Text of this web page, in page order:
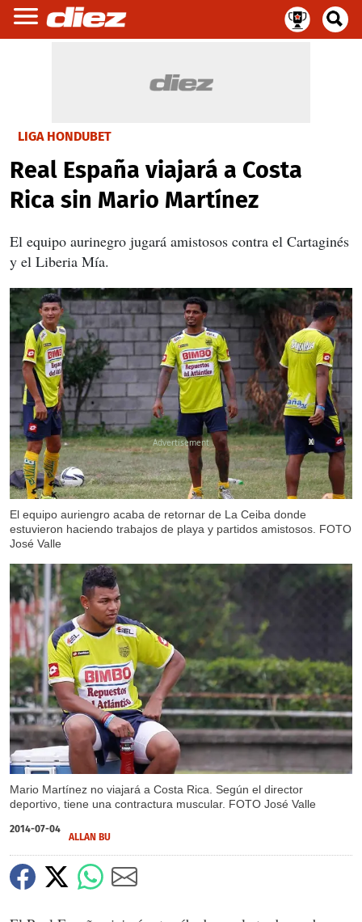
LIGA HONDUBET
Real España viajará a Costa
Rica sin Mario Martínez
El equipo aurinegro jugará amistosos contra el Cartaginés
y el Liberia Mía.
El equipo auriengro acaba de retornar de La Ceiba donde
estuvieron haciendo trabajos de playa y partidos amistosos. FOTO
José Valle
Mario Martínez no viajará a Costa Rica. Según el director
deportivo, tiene una contractura muscular. FOTO José Valle
X
2014-07-04
ALLAN BU